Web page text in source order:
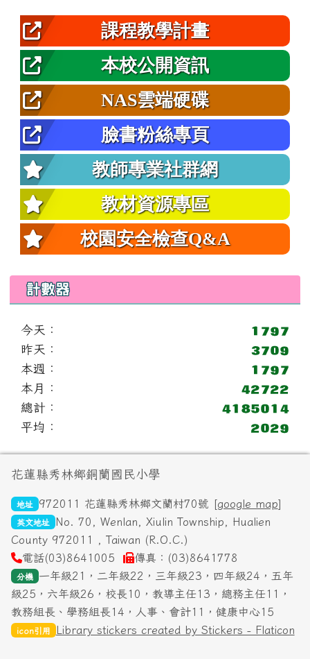
課程教學計畫
本校公開資訊
NAS雲端硬碟
臉書粉絲專頁
教師專業社群網
教材資源專區
校園安全檢查Q&A
計數器
今天：
昨天：
本週：
本月：
總計：
平均：
頁尾區域內容
花蓮縣秀林鄉銅蘭國民小學
地址 972011 花蓮縣秀林鄉文蘭村70號 [google map]
英文地址
No. 70, Wenlan, Xiulin Township, Hualien
County 972011 , Taiwan (R.O.C.)
電話(03)8641005
傳真：(03)8641778
分機
一年級21，二年級22，三年級23，四年級24，五年
級25，六年級26，校長10，教導主任13，總務主任11，
教務組長、學務組長14，人事、會計11，健康中心15
icon引用 Library stickers created by Stickers - Flaticon